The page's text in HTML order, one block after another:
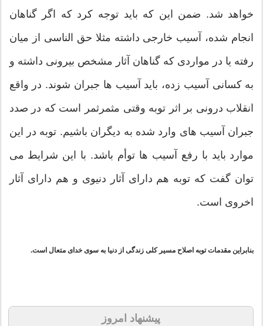
خواهد شد. ضمن این که باید توجه کرد که اگر گناهان
انجام شده، آسیب خارجی داشته مثلا حق الناسی از میان
رفته یا در مواردی که گناهان آثار مشخص بیرونی داشته و
به کسانی آسیب زده، باید آسیب ها جبران شوند. در واقع
انقلاب درونی بر اثر توبه وقتی مثمرثمر است که در صدد
جبران آسیب های وارد شده به دیگران باشیم. توبه در این
موارد باید با رفع آسیب ها توأم باشد. با این شرایط می
توان گفت که توبه هم دارای آثار دنیوی و هم دارای آثار
اخروی است.
بنابراین مقدمات توبه اصلاح مسیر کلی زندگی از دنیا به سوی خدای متعال است.
پیشنهاد امروز